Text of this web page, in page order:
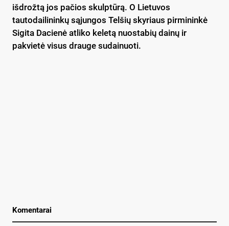
išdrožtą jos pačios skulptūrą. O Lietuvos
tautodailininkų sąjungos Telšių skyriaus pirmininkė
Sigita Dacienė atliko keletą nuostabių dainų ir
pakvietė visus drauge sudainuoti.
Komentarai